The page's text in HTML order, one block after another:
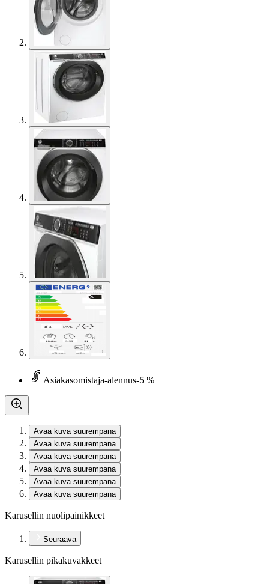
Asiakasomistaja-alennus-5 %
Avaa kuva suurempana
Avaa kuva suurempana
Avaa kuva suurempana
Avaa kuva suurempana
Avaa kuva suurempana
Avaa kuva suurempana
Karusellin nuolipainikkeet
Seuraava
Karusellin pikakuvakkeet